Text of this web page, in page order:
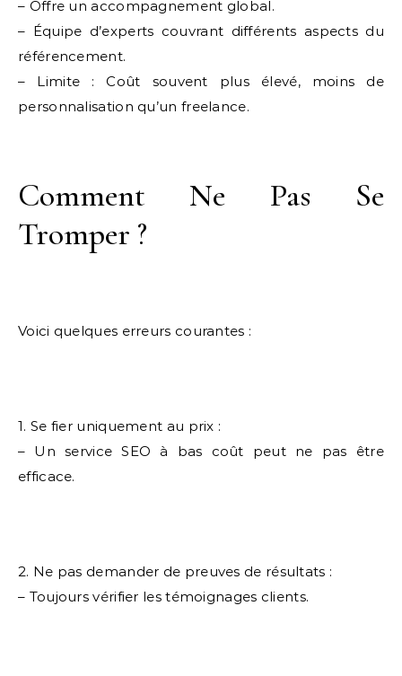
– Offre un accompagnement global.
– Équipe d’experts couvrant différents aspects du
référencement.
– Limite : Coût souvent plus élevé, moins de
personnalisation qu’un freelance.
Comment Ne Pas Se
Tromper ?
Voici quelques erreurs courantes :
1. Se fier uniquement au prix :
– Un service SEO à bas coût peut ne pas être
efficace.
2. Ne pas demander de preuves de résultats :
– Toujours vérifier les témoignages clients.